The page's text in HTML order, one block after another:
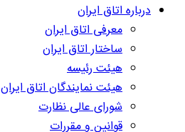
درباره اتاق ایران
معرفی اتاق ایران
ساختار اتاق ایران
هیئت رئیسه
هیئت نمایندگان اتاق ایران
شورای عالی نظارت
قوانین و مقررات